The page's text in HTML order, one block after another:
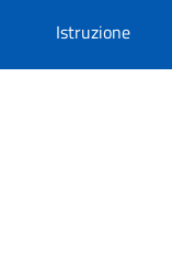
Istruzione